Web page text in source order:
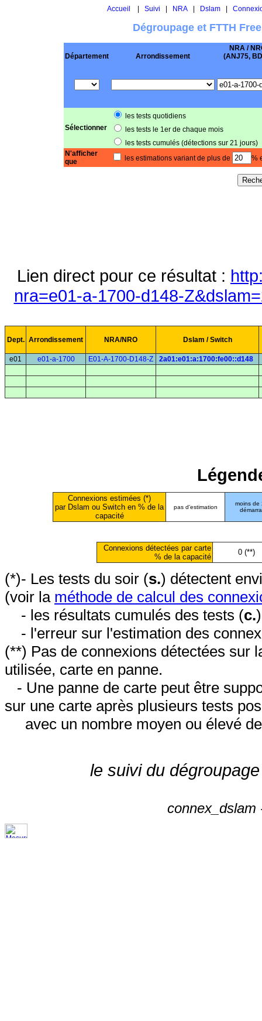
Accueil Suivi NRA| Dslam|
Dégroupage et FTTH
Département Arrondissement
NRA /
(ANJ75,
Sélectionner
les tests quotidiens
les tests le 1er de chaque mois
les tests cumulés (détections sur 21 jours)
N'afficher
que
les estimations variant de plus de %
Lien direct pour ce résultat :
nra=e01-a-1700-d148-
Dept. Arrondissement NRA/NRO Dslam / Switch
e01 e01-a-1700 E01-A-1700-D148-Z 2a01:e01:a:1700:fe00::d148
Connexions estimées (*)
par Dslam ou Switch en % de la
capacité
pas d'estimation
moins de
Connexions détectées par carte
% de la capacité
0 (**)
(*)- Les tests du soir (s.) détectent
(voir la méthode de calcul des
- les résultats cumulés des tests (c.
- l'erreur sur l'estimation des
(**) Pas de connexions détectées sur
utilisée, carte en panne.
- Une panne de carte peut être
sur une carte après plusieurs tests
avec un nombre moyen ou élevé
le suivi du
connex_dslam